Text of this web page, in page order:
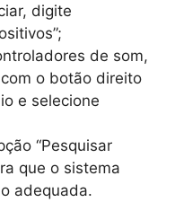
digite
de som,
o botão direito
e selecione
“Pesquisar
que o sistema
adequada.